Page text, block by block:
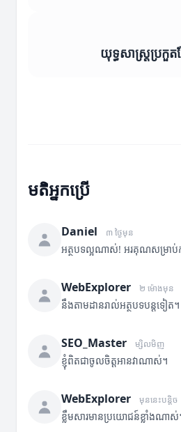
យុទ្ធសាស្ត្រប្រកួ
មតិអ្នកប្រើ
Daniel ៣ ថ្ងៃមុន
អត្ថបទល្អណាស់! អរគុណសម្រាប់ក
WebExplorer ២ ម៉ោងមុន
នឹងតាមដានរាល់អត្ថបទបន្តទៀត។
SEO_Master ម្សិលមិញ
ខ្ញុំពិតជាចូលចិត្តអានវាណាស់។
WebExplorer មុននេះបន្តិច
ខ្លឹមសារមានប្រយោជន៍ខ្លាំងណាស់